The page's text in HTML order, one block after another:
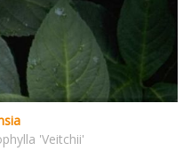
'Veitchii'